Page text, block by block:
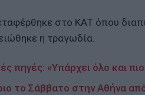
στο ΚΑΤ όπου
η τραγωδία.
πηγές: «Υπάρχει όλο και
το Σάββατο στην Αθήνα